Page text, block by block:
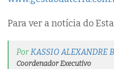
Para ver a notícia do
PorKASSIO ALEXANDRE
Coordenador Executivo